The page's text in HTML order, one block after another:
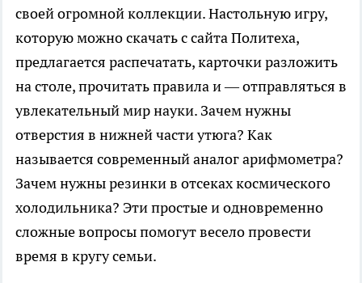
своей огромной коллекции. Настольную игру,
которую можно скачать с сайта Политеха,
предлагается распечатать, карточки разложить
на столе, прочитать правила и — отправляться в
увлекательный мир науки. Зачем нужны
отверстия в нижней части утюга? Как
называется современный аналог арифмометра?
Зачем нужны резинки в отсеках космического
холодильника? Эти простые и одновременно
сложные вопросы помогут весело провести
время в кругу семьи.